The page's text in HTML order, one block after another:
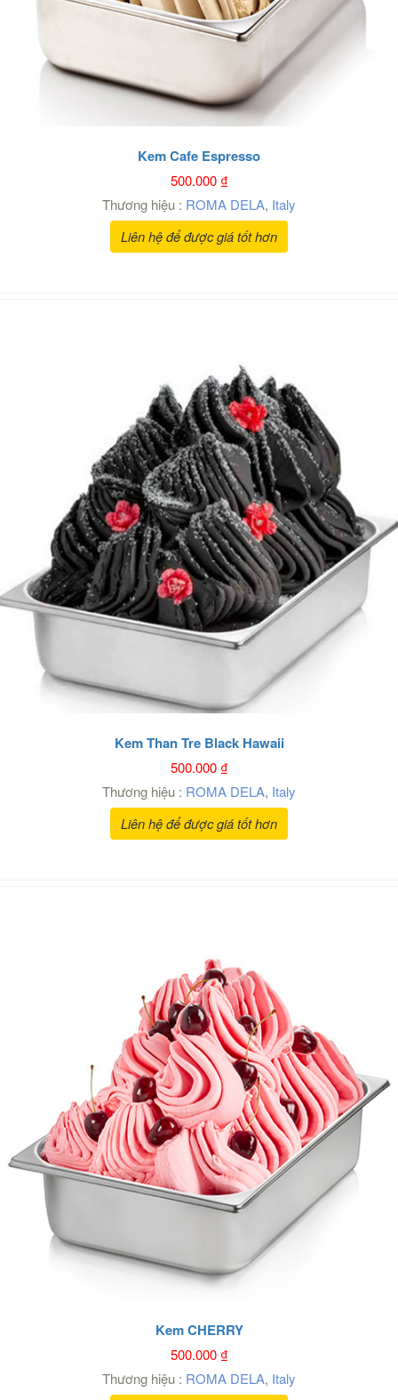
Kem Cafe Espresso
500.000₫
Thương hiệu : ROMA DELA, Italy
Liên hệ để được giá tốt hơn
Kem Than Tre Black Hawaii
500.000₫
Thương hiệu : ROMA DELA, Italy
Liên hệ để được giá tốt hơn
Kem CHERRY
500.000₫
Thương hiệu : ROMA DELA, Italy